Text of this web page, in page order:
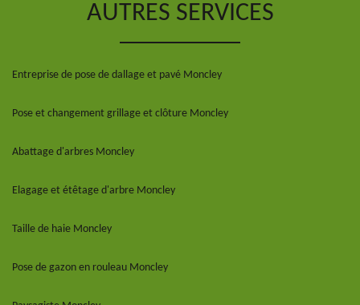
AUTRES SERVICES
Entreprise de pose de dallage et pavé Moncley
Pose et changement grillage et clôture Moncley
Abattage d'arbres Moncley
Elagage et étêtage d'arbre Moncley
Taille de haie Moncley
Pose de gazon en rouleau Moncley